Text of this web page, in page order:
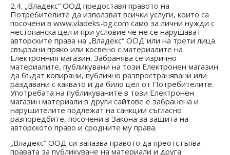
2.4. „Владекс“ ООД предоставя правото на
Потребителите да използват всички услуги, които са
посочени в www.vladeks-bg.com само за лични нужди с
нестопанска цел и при условие че не се нарушават
авторските права на „Владекс“ ООД или на трети лица
свързани пряко или косвено с материалите на
Електронния магазин. Забранява се изрично
материалите, публикувани на този Електронен магазин
да бъдат копирани, публично разпространявани или
раздавани с каквато и да било цел от Потребителите.
Употребата на публикуваните в този Електронен
магазин материали в други сайтове е забранена и
нарушителите подлежат на санкции съгласно
разпоредбите, посочени в Закона за защита на
авторското право и сродните му права.
„Владекс” ООД си запазва правото да преотстъпва
правата за публикуване на материали и друга